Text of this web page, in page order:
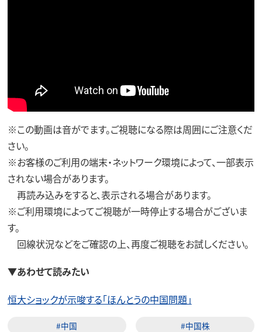
※この動画は音がでます。ご視聴になる際は周囲にご注意くだ
さい。
※お客様のご利用の端末・ネットワーク環境によって、一部表示
されない場合があります。
再読み込みをすると、表示される場合があります。
※ご利用環境によってご視聴が一時停止する場合がございま
す。
回線状況などをご確認の上、再度ご視聴をお試しください。
▼あわせて読みたい
恒大ショックが示唆する「ほんとうの中国問題」
#中国 #中国株